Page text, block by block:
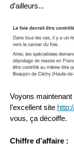
d’ailleurs...
Voyons
l’excellent site
vous, ça décoiffe.
Chiffre d’affaire :